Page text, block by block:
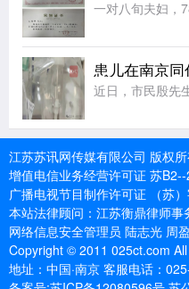
江苏苏讯网传媒有限公司 版权
增值电信业务经营许可证 苏
广播电视节目制作许可证 （苏
本站法律顾问：江苏衡鼎律师事
网络信息安全管理员 陆志光 周
Copyright © 2011 025ct.com
地址：中国·南京 客服电话：